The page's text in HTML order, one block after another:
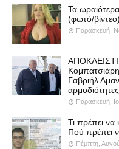
Τα
(φωτό/βίντεο)
Παρασκευή,
Γαβριήλ
Παρασκευή,
Τι πρέπει να
Πού πρέπει
Πέμπτη,